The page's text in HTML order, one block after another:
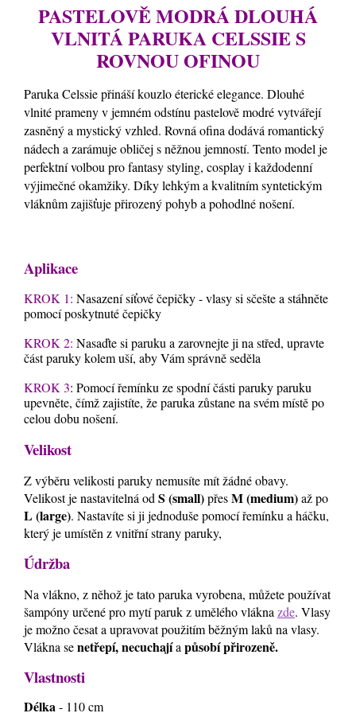
PASTELOVĚ MODRÁ DLOUHÁ
VLNITÁ PARUKA CELSSIE S
ROVNOU OFINOU
Paruka Celssie přináší kouzlo éterické elegance. Dlouhé
vlnité prameny v jemném odstínu pastelově modré vytvářejí
zasněný a mystický vzhled. Rovná ofina dodává romantický
nádech a zarámuje obličej s něžnou jemností. Tento model je
perfektní volbou pro fantasy styling, cosplay i každodenní
výjimečné okamžiky. Díky lehkým a kvalitním syntetickým
vláknům zajišťuje přirozený pohyb a pohodlné nošení.
Aplikace
KROK 1: Nasazení síťové čepičky - vlasy si sčešte a stáhněte
pomocí poskytnuté čepičky
KROK 2: Nasaďte si paruku a zarovnejte ji na střed, upravte
část paruky kolem uší, aby Vám správně seděla
KROK 3: Pomocí řemínku ze spodní části paruky paruku
upevněte, čímž zajistíte, že paruka zůstane na svém místě po
celou dobu nošení.
Velikost
Z výběru velikosti paruky nemusíte mít žádné obavy.
Velikost je nastavitelná od S (small)přesM (medium)až po
L (large). Nastavíte si ji jednoduše pomocí řemínku a háčku,
který je umístěn z vnitřní strany paruky,
Údržba
Na vlákno, z něhož je tato paruka vyrobena, můžete používat
šampóny určené pro mytí paruk z umělého vláknazde. Vlasy
je možno česat a upravovat použitím běžným laků na vlasy.
Vlákna senetřepí, necuchajíapůsobí přirozeně.
Vlastnosti
Délka- 110 cm